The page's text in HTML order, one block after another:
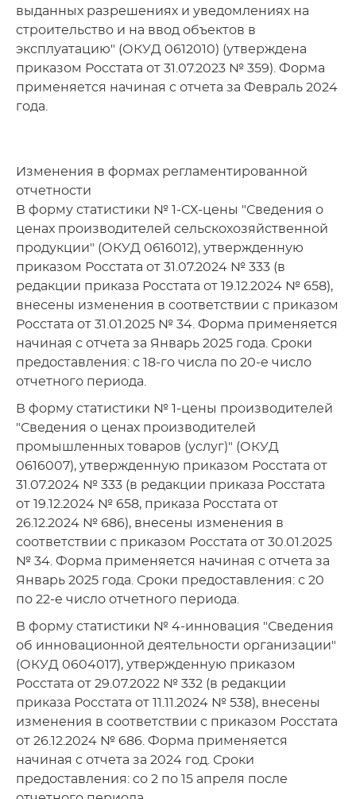
выданных разрешениях и уведомлениях на
строительство и на ввод объектов в
эксплуатацию" (ОКУД 0612010) (утверждена
приказом Росстата от 31.07.2023 № 359). Форма
применяется начиная с отчета за Февраль 2024
года.
Изменения в формах регламентированной
отчетности
В форму статистики № 1-СХ-цены "Сведения о
ценах производителей сельскохозяйственной
продукции" (ОКУД 0616012), утвержденную
приказом Росстата от 31.07.2024 № 333 (в
редакции приказа Росстата от 19.12.2024 № 658),
внесены изменения в соответствии с приказом
Росстата от 31.01.2025 № 34. Форма применяется
начиная с отчета за Январь 2025 года. Сроки
предоставления: с 18-го числа по 20-е число
отчетного периода.
В форму статистики № 1-цены производителей
"Сведения о ценах производителей
промышленных товаров (услуг)" (ОКУД
0616007), утвержденную приказом Росстата от
31.07.2024 № 333 (в редакции приказа Росстата
от 19.12.2024 № 658, приказа Росстата от
26.12.2024 № 686), внесены изменения в
соответствии с приказом Росстата от 30.01.2025
№ 34. Форма применяется начиная с отчета за
Январь 2025 года. Сроки предоставления: с 20
по 22-е число отчетного периода.
В форму статистики № 4-инновация "Сведения
об инновационной деятельности организации"
(ОКУД 0604017), утвержденную приказом
Росстата от 29.07.2022 № 332 (в редакции
приказа Росстата от 11.11.2024 № 538), внесены
изменения в соответствии с приказом Росстата
от 26.12.2024 № 686. Форма применяется
начиная с отчета за 2024 год. Сроки
предоставления: со 2 по 15 апреля после